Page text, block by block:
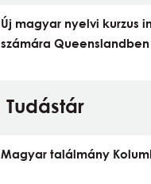
Új magyar nyelvi kurzus
számára Queenslandben
Tudástár
Magyar találmány